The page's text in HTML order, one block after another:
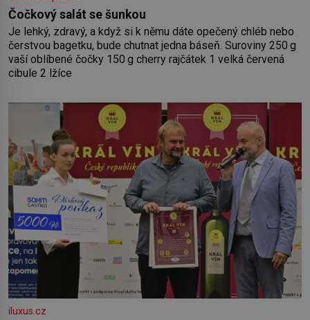
Čočkový salát se šunkou
Je lehký, zdravý, a když si k němu dáte opečený chléb nebo
čerstvou bagetku, bude chutnat jedna báseň. Suroviny 250 g
vaší oblíbené čočky 150 g cherry rajčátek 1 velká červená
cibule 2 lžíce
iluxus.cz